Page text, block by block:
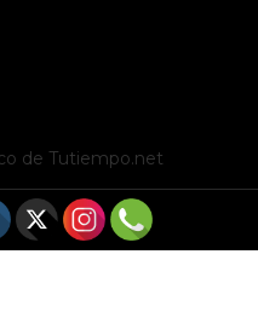
de Tutiempo.net